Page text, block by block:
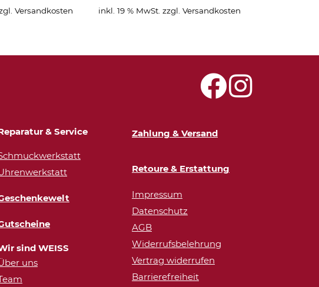
Versandkosten inkl. 19 % MwSt. zzgl. Versandkosten
& Service
sind WEISS
uns
Zahlung & Versand
Retoure & Erstattung
Impressum
Datenschutz
AGB
Widerrufsbelehrung
Vertrag widerrufen
Barrierefreiheit